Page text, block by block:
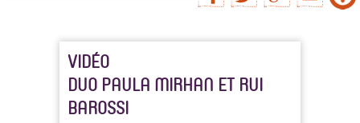
VIDÉO
DUO PAULA MIRHAN ET RUI
BAROSSI